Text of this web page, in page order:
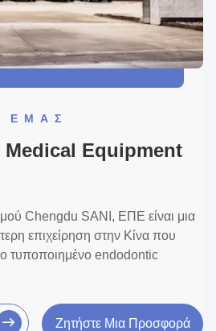
ΕΜΆΣ
Equipment
Chengdu SANI, ΕΠΕ είναι μια
επιχείρηση στην Κίνα που
τυποποιημένο endodontic
Ζητήστε Μια Προσφορά